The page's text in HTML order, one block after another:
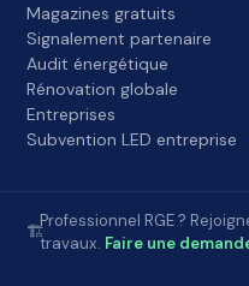
Magazines gratuits
Signalement partenaire
Audit énergétique
Rénovation globale
Entreprises
Subvention LED entreprise
🏗️
Professionnel RGE ?
travaux. Faire une